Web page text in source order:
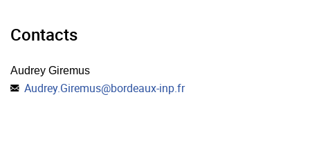
Contacts
Audrey Giremus
Audrey.Giremus@bordeaux-inp.fr